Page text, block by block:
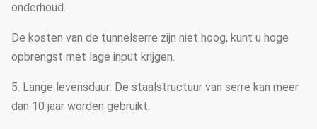
onderhoud.
De kosten van de tunnelserre zijn niet hoog, kunt u hoge
opbrengst met lage input krijgen.
5. Lange levensduur: De staalstructuur van serre kan meer
dan 10 jaar worden gebruikt.